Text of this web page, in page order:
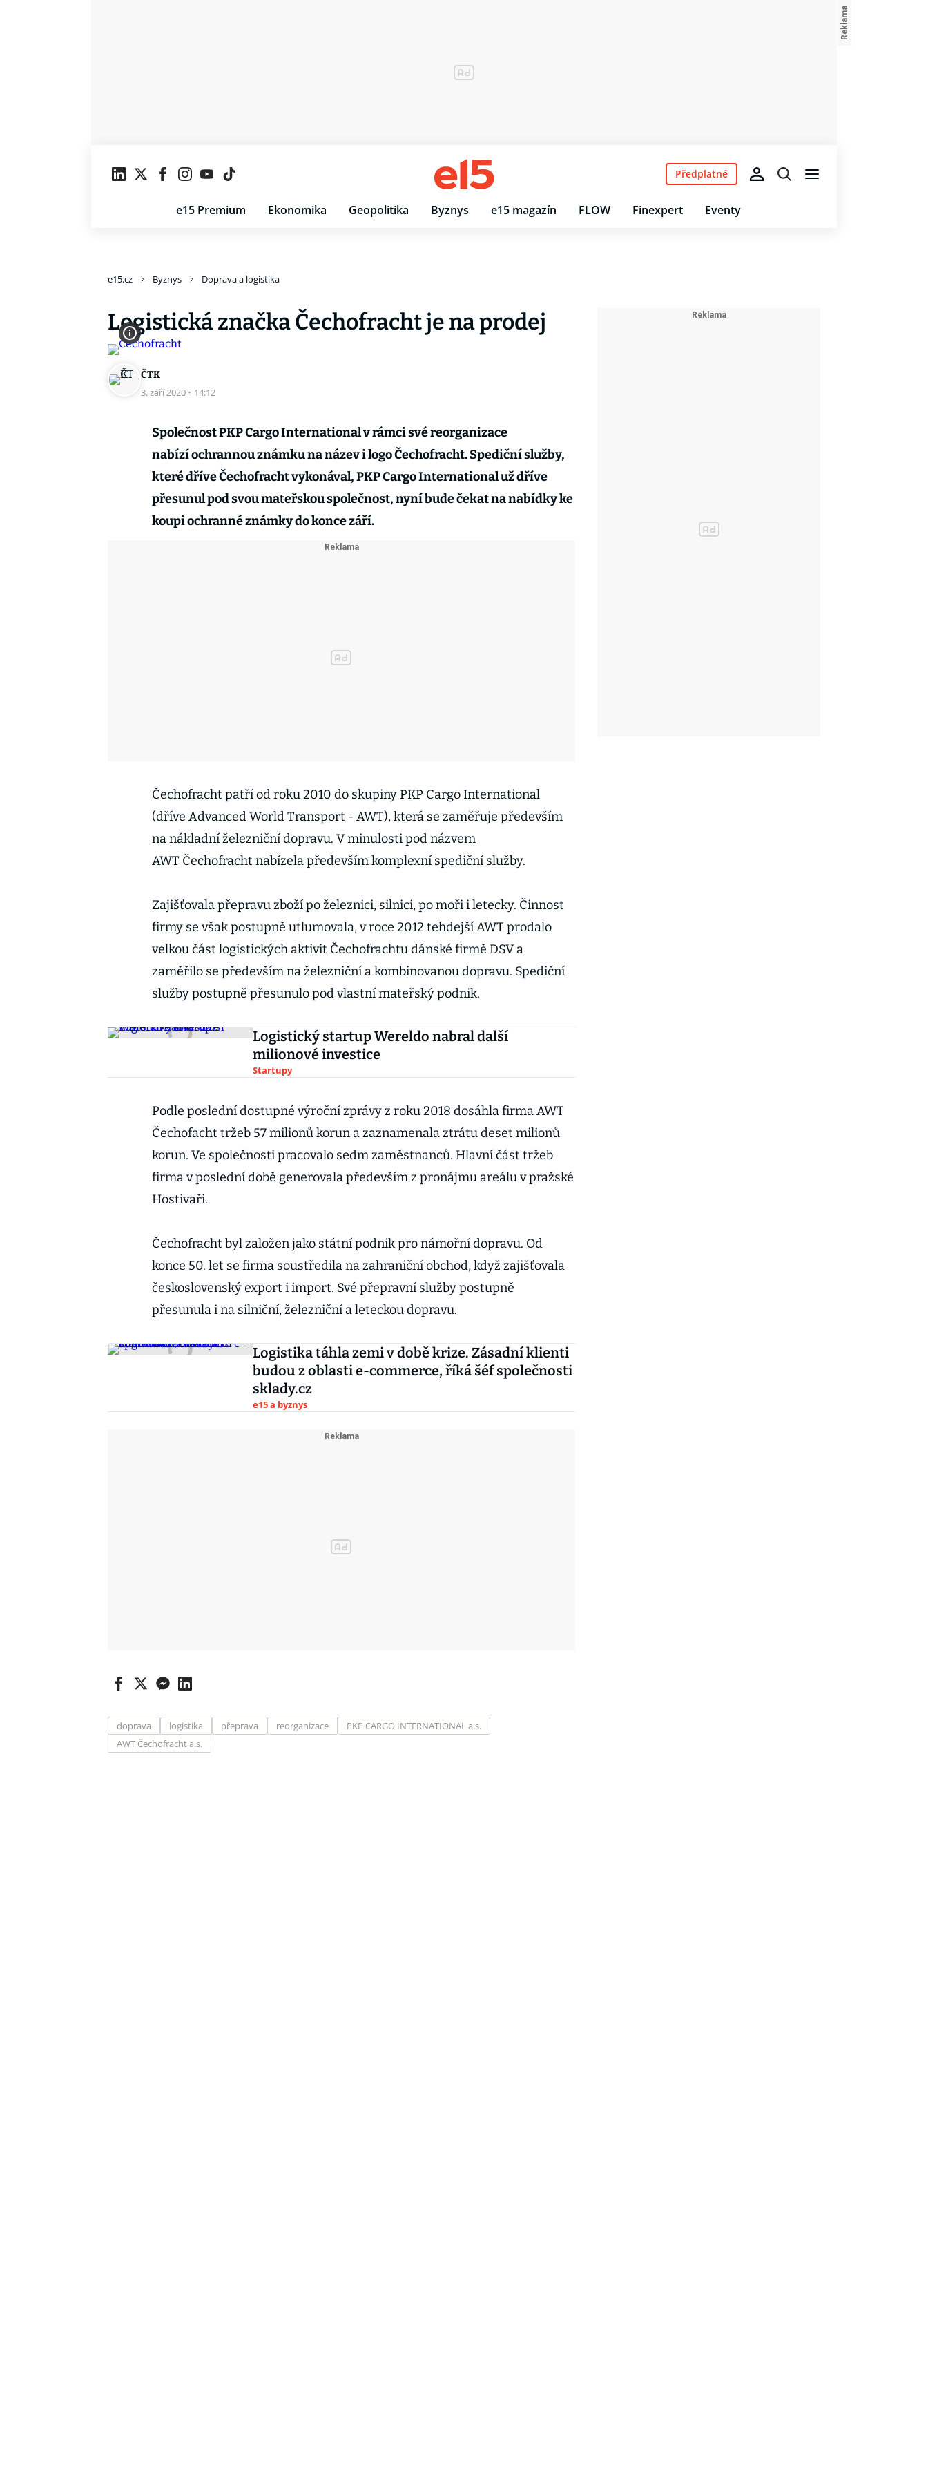
e15 Premium Ekonomika Geopolitika Byznys e15 magazín FLOW Finexpert Eventy
Předplatné
e15.cz Byznys Doprava a logistika
Logistická značka Čechofracht je na prodej
ČTK
3. září 2020 · 14:12
Společnost PKP Cargo International v rámci své reorganizace
nabízí ochrannou známku na název i logo Čechofracht. Spediční služby,
které dříve Čechofracht vykonával, PKP Cargo International už dříve
přesunul pod svou mateřskou společnost, nyní bude čekat na nabídky ke
koupi ochranné známky do konce září.
Čechofracht patří od roku 2010 do skupiny PKP Cargo International
(dříve Advanced World Transport - AWT), která se zaměřuje především
na nákladní železniční dopravu. V minulosti pod názvem
AWT Čechofracht nabízela především komplexní spediční služby.
Zajišťovala přepravu zboží po železnici, silnici, po moři i letecky. Činnost
firmy se však postupně utlumovala, v roce 2012 tehdejší AWT prodalo
velkou část logistických aktivit Čechofrachtu dánské firmě DSV a
zaměřilo se především na železniční a kombinovanou dopravu. Spediční
služby postupně přesunulo pod vlastní mateřský podnik.
Logistický startup Wereldo nabral další
milionové investice
Startupy
Podle poslední dostupné výroční zprávy z roku 2018 dosáhla firma AWT
Čechofacht tržeb 57 milionů korun a zaznamenala ztrátu deset milionů
korun. Ve společnosti pracovalo sedm zaměstnanců. Hlavní část tržeb
firma v poslední době generovala především z pronájmu areálu v pražské
Hostivaři.
Čechofracht byl založen jako státní podnik pro námořní dopravu. Od
konce 50. let se firma soustředila na zahraniční obchod, když zajišťovala
československý export i import. Své přepravní služby postupně
přesunula i na silniční, železniční a leteckou dopravu.
Logistika táhla zemi v době krize. Zásadní klienti
budou z oblasti e-commerce, říká šéf společnosti
sklady.cz
e15 a byznys
doprava logistika přeprava reorganizace
PKP CARGO INTERNATIONAL a.s.
AWT Čechofracht a.s.